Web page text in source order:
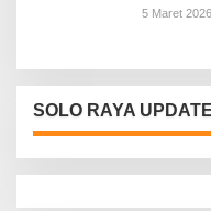
Pangan
5 Maret 2026
SOLO RAYA UPDATE